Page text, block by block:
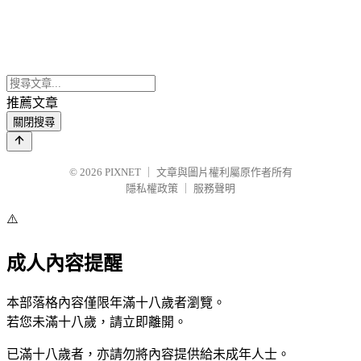
推薦文章
關閉搜尋
© 2026 PIXNET
文章與圖片權利屬原作者所有
隱私權政策
服務聲明
⚠️
成人內容提醒
本部落格內容僅限年滿十八歲者瀏覽。
若您未滿十八歲，請立即離開。
已滿十八歲者，亦請勿將內容提供給未成年人士。